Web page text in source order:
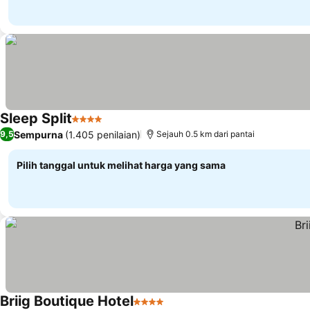
Sleep Split4 Bintang
9,5Sempurna (1.405 penilaian) Sejauh 0.5 km dari pantai
Pilih tanggal untuk melihat harga yang sama
Briig Boutique Hotel